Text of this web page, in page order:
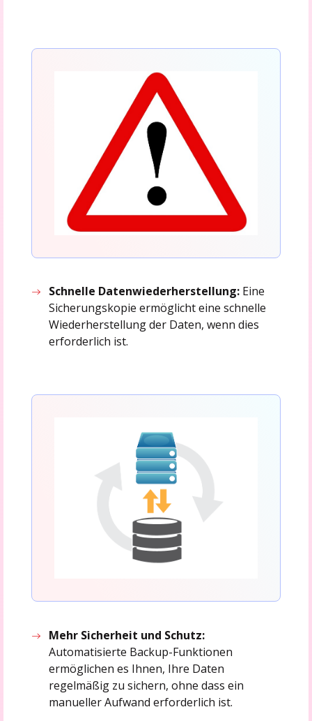
Schnelle Datenwiederherstellung: Eine
Sicherungskopie ermöglicht eine schnelle
Wiederherstellung der Daten, wenn dies
erforderlich ist.
Mehr Sicherheit und Schutz:
Automatisierte Backup-Funktionen
ermöglichen es Ihnen, Ihre Daten
regelmäßig zu sichern, ohne dass ein
manueller Aufwand erforderlich ist.